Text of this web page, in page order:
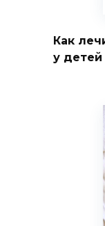
Как
у детей